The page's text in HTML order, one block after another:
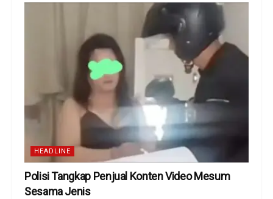
HEADLINE
Polisi Tangkap Penjual Konten Video Mesum
Sesama Jenis